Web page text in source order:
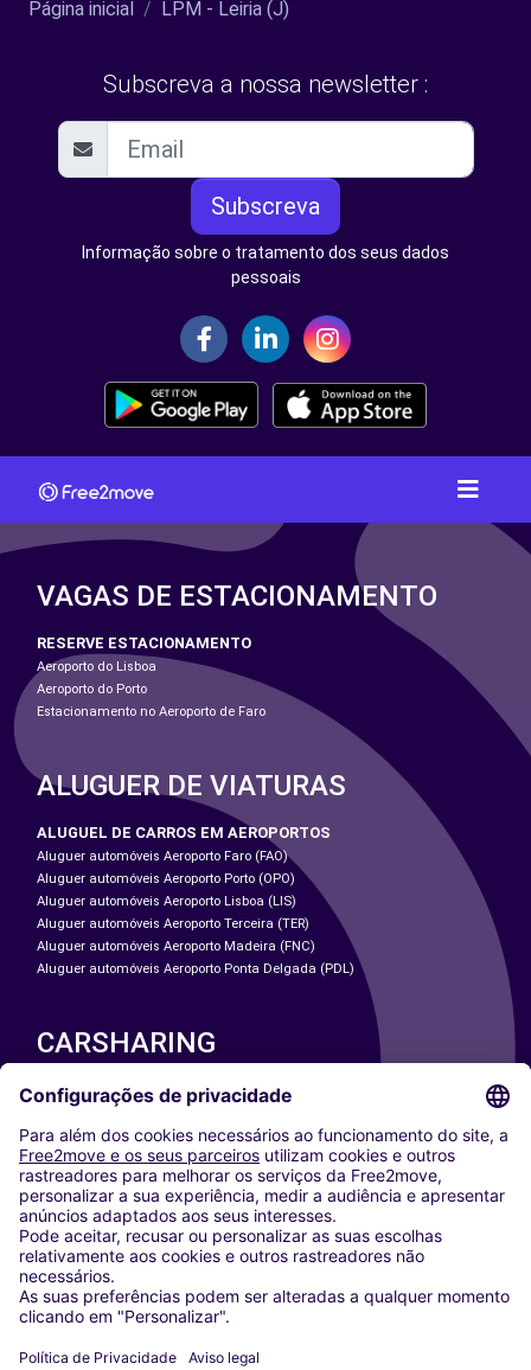
Página inicial LPM - Leiria (J)
Subscreva a nossa newsletter :
Subscreva
Informação sobre o tratamento dos seus dados
pessoais
VAGAS DE ESTACIONAMENTO
RESERVE ESTACIONAMENTO
Aeroporto do Lisboa
Aeroporto do Porto
Estacionamento no Aeroporto de Faro
ALUGUER DE VIATURAS
ALUGUEL DE CARROS EM AEROPORTOS
Aluguer automóveis Aeroporto Faro (FAO)
Aluguer automóveis Aeroporto Porto (OPO)
Aluguer automóveis Aeroporto Lisboa (LIS)
Aluguer automóveis Aeroporto Terceira (TER)
Aluguer automóveis Aeroporto Madeira (FNC)
Aluguer automóveis Aeroporto Ponta Delgada (PDL)
CARSHARING
NOSSAS CIDADES
Washington DC
Milan
Rome
Turin
Vienna
Berlin
Cologne
Dusseldorf
Frankfurt
Munich